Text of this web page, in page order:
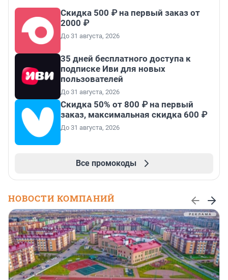
Скидка 500 ₽ на первый заказ от
2000 ₽
До 31 августа, 2026
35 дней бесплатного доступа к
подписке Иви для новых
пользователей
До 31 августа, 2026
Скидка 50% от 800 ₽ на первый
заказ, максимальная скидка 600 ₽
До 31 августа, 2026
Все промокоды
НОВОСТИ КОМПАНИЙ